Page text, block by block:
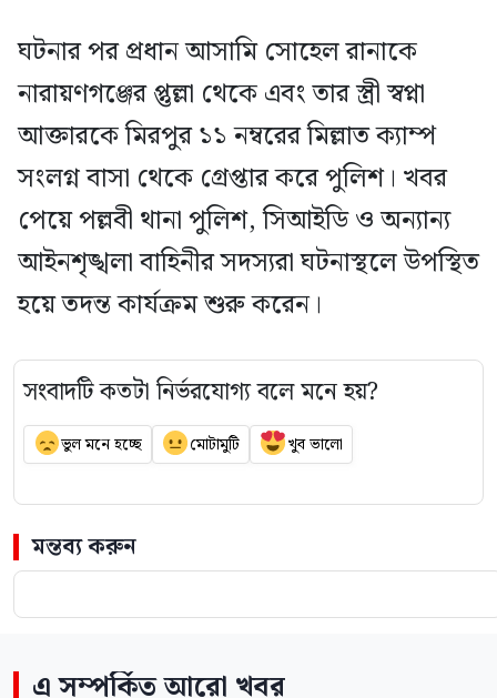
ঘটনার পর প্রধান আসামি সোহেল রানাকে
নারায়ণগঞ্জের প্তুল্লা থেকে এবং তার স্ত্রী স্বপ্না
আক্তারকে মিরপুর ১১ নম্বরের মিল্লাত ক্যাম্প
সংলগ্ন বাসা থেকে গ্রেপ্তার করে পুলিশ। খবর
পেয়ে পল্লবী থানা পুলিশ, সিআইডি ও অন্যান্য
আইনশৃঙ্খলা বাহিনীর সদস্যরা ঘটনাস্থলে উপস্থিত
হয়ে তদন্ত কার্যক্রম শুরু করেন।
সংবাদটি কতটা নির্ভরযোগ্য বলে মনে হয়?
ভুল মনে হচ্ছে মোটামুটি খুব ভালো
মন্তব্য করুন
এ সম্পর্কিত আরো খবর